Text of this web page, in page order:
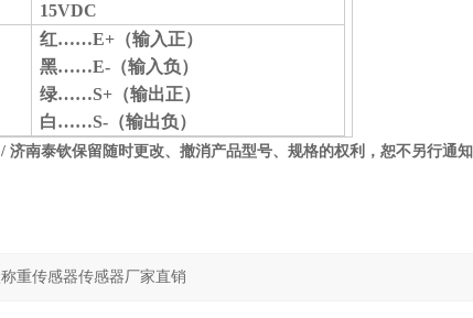
15VDC
红……E+（输入正）
黑……E-（输入负）
绿……S+（输出正）
白……S-（输出负）
/ 济南泰钦保留随时更改、撤消产品型号、规格的权利，恕不另行通知